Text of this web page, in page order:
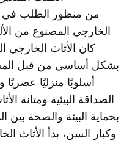
من منظور الطلب في
الخارجي المصنوع من
كان الأثاث الخارجي
بشكل أساسي من قبل
أسلوبًا منزليًا
الصداقة البيئية ومتانة
بحماية البيئة والصحة
وكبار السن، بدأ الأثاث